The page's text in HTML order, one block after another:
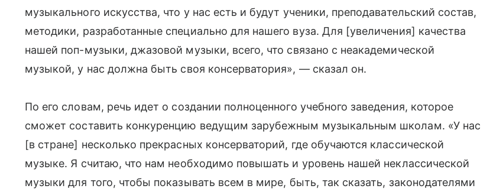
музыкального искусства, что у нас есть и будут ученики, преподавательский состав,
методики, разработанные специально для нашего вуза. Для [увеличения] качества
нашей поп-музыки, джазовой музыки, всего, что связано с неакадемической
музыкой, у нас должна быть своя консерватория», — сказал он.
По его словам, речь идет о создании полноценного учебного заведения, которое
сможет составить конкуренцию ведущим зарубежным музыкальным школам. «У нас
[в стране] несколько прекрасных консерваторий, где обучаются классической
музыке. Я считаю, что нам необходимо повышать и уровень нашей неклассической
музыки для того, чтобы показывать всем в мире, быть, так сказать, законодателями